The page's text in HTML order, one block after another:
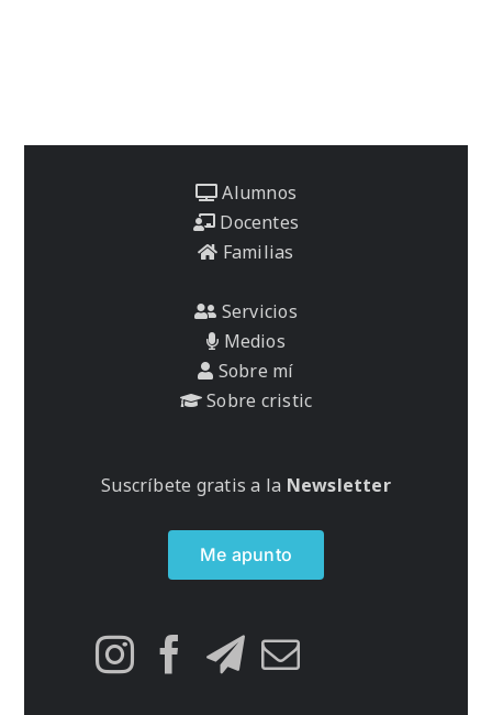
Alumnos
Docentes
Familias
Servicios
Medios
Sobre mí
Sobre cristic
Suscríbete gratis a la Newsletter
Me apunto